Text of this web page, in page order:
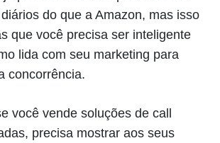
do que a Amazon, mas isso
que você precisa ser inteligente
lida com seu marketing para
concorrência.
você vende soluções de call
precisa mostrar aos seus